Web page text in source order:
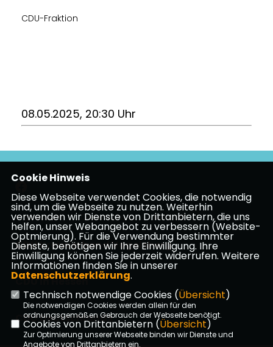
CDU-Fraktion
08.05.2025, 20:30 Uhr
Impressum Datenschutz Kontakt
CDU Kreisverband Vogelsberg
CDU in Hessen
CDU Deutschlands
Cookie Hinweis
Diese Webseite verwendet Cookies, die notwendig
sind, um die Webseite zu nutzen. Weiterhin
verwenden wir Dienste von Drittanbietern, die uns
helfen, unser Webangebot zu verbessern (Website-
Optmierung). Für die Verwendung bestimmter
Dienste, benötigen wir Ihre Einwilligung. Ihre
Einwilligung können Sie jederzeit widerrufen. Weitere
Informationen finden Sie in unserer
Datenschutzerklärung.
Technisch notwendige Cookies (Übersicht)
Die notwendigen Cookies werden allein für den
ordnungsgemäßen Gebrauch der Webseite benötigt.
Cookies von Drittanbietern (Übersicht)
Zur Optimierung unserer Webseite binden wir Dienste und
Angebote von Drittanbietern ein.